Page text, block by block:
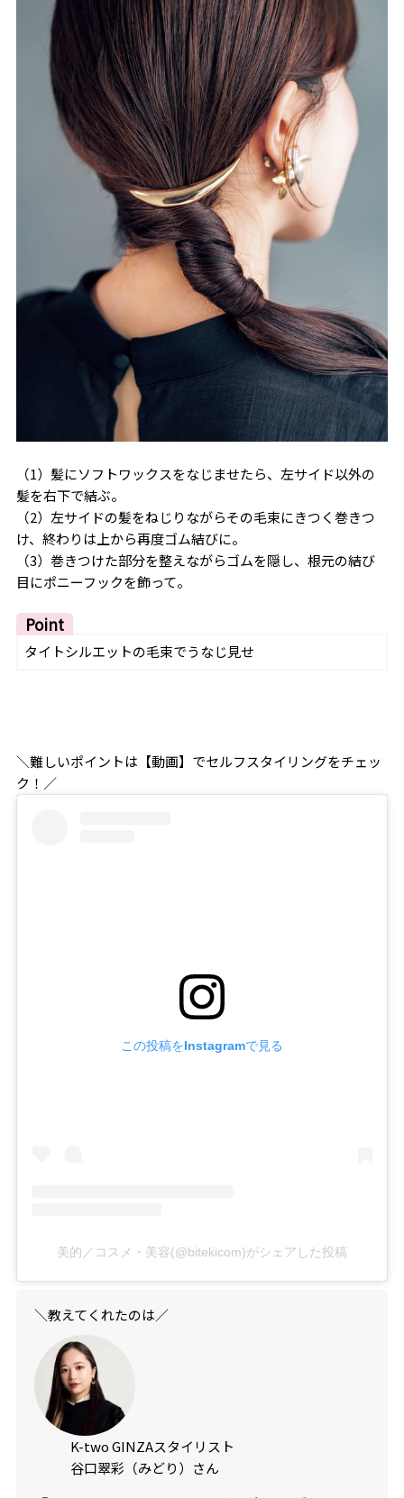
（1）髪にソフトワックスをなじませたら、左サイド以外の
髪を右下で結ぶ。
（2）左サイドの髪をねじりながらその毛束にきつく巻きつ
け、終わりは上から再度ゴム結びに。
（3）巻きつけた部分を整えながらゴムを隠し、根元の結び
目にポニーフックを飾って。
Point
タイトシルエットの毛束でうなじ見せ
＼難しいポイントは【動画】でセルフスタイリングをチェッ
ク！／
この投稿をInstagramで見る
美的／コスメ・美容(@bitekicom)がシェアした投稿
＼教えてくれたのは／
K-two GINZAスタイリスト
谷口翠彩（みどり）さん